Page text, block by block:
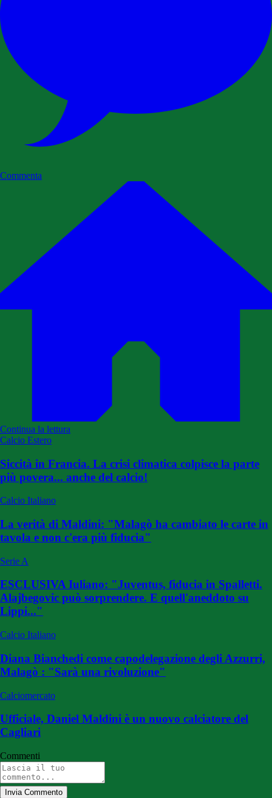
Commenta
Continua la lettura
Calcio Estero
Siccità in Francia. La crisi climatica colpisce la parte
più povera... anche del calcio!
Calcio Italiano
La verità di Maldini: "Malagò ha cambiato le carte in
tavola e non c'era più fiducia"
Serie A
ESCLUSIVA Iuliano: "Juventus, fiducia in Spalletti.
Alajbegovic può sorprendere. E quell'aneddoto su
Lippi..."
Calcio Italiano
Diana Bianchedi come capodelegazione degli Azzurri,
Malagò : "Sarà una rivoluzione"
Calciomercato
Ufficiale, Daniel Maldini è un nuovo calciatore del
Cagliari
Commenti
Invia Commento